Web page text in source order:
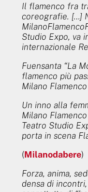
Il flamenco fra
coreografie. […]
Studio Expo, va
internazionale
Fuensanta “La
flamenco più
Milano
Un inno alla
Milano
Teatro Studio
porta in scena
(Milanodabere)
Forza, anima,
densa di